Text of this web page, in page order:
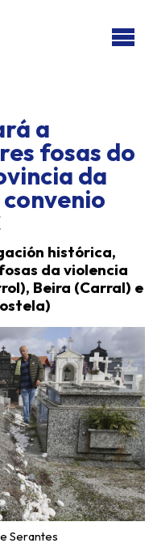
a
fosas do
da
histórica,
da violencia
Beira (Carral) e
Serantes